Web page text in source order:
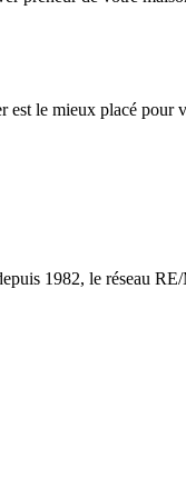
le mieux placé pour
1982, le réseau